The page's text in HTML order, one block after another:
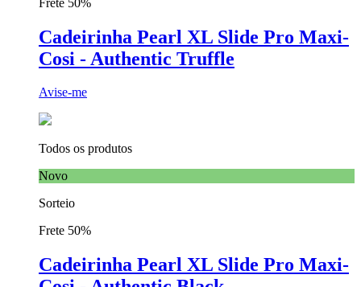
Cadeirinha Pearl XL Slide Pro Maxi-
Cosi - Authentic Truffle
Avise-me
Todos os produtos
Novo
Sorteio
Frete 50%
Cadeirinha Pearl XL Slide Pro Maxi-